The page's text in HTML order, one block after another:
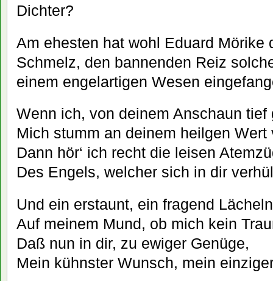
Dichter?
Am ehesten hat wohl Eduard Mörike
Schmelz, den bannenden Reiz
einem engelartigen Wesen
Wenn ich, von deinem Anschaun tief
Mich stumm an deinem heilgen Wert
Dann hör‘ ich recht die leisen
Des Engels, welcher sich in dir
Und ein erstaunt, ein fragend
Auf meinem Mund, ob mich kein
Daß nun in dir, zu ewiger Genüge,
Mein kühnster Wunsch, mein